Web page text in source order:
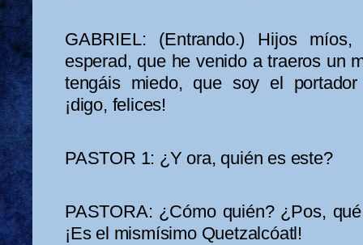
GABRIEL: (Entrando.) Hijos
esperad, que he venido a traeros un
tengáis miedo, que soy el
¡digo, felices!
PASTOR 1: ¿Y ora, quién es este?
PASTORA: ¿Cómo quién? ¿Pos,
¡Es el mismísimo Quetzalcóatl!